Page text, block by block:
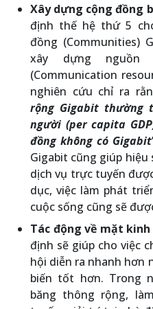
Xây dựng cộng đồng
định thế hệ thứ 5
đồng (Communities)
xây dựng
(Communication
nghiên cứu chỉ ra
rộng Gigabit thường
người (per capita
đồng không có Gigabit
Gigabit cũng giúp hiệu
dịch vụ trực tuyến
dục, việc làm phát
cuộc sống cũng sẽ
Tác động về mặt
định sẽ giúp cho việc
hội diễn ra nhanh hơn
biến tốt hơn. Trong
băng thông rộng,